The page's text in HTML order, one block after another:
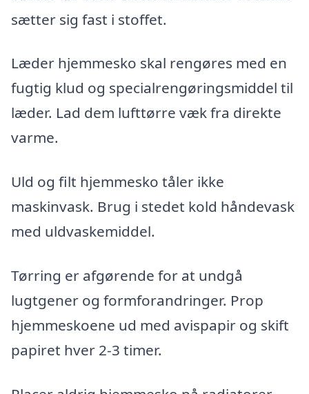
sætter sig fast i stoffet.
Læder hjemmesko skal rengøres med en
fugtig klud og specialrengøringsmiddel til
læder. Lad dem lufttørre væk fra direkte
varme.
Uld og filt hjemmesko tåler ikke
maskinvask. Brug i stedet kold håndevask
med uldvaskemiddel.
Tørring er afgørende for at undgå
lugtgener og formforandringer. Prop
hjemmeskoene ud med avispapir og skift
papiret hver 2-3 timer.